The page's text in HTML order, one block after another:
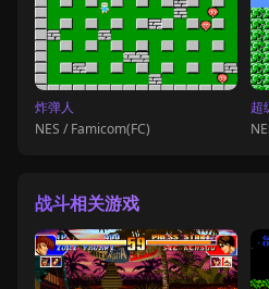
炸弹人
NES / Famicom(FC)
超
战斗相关游戏